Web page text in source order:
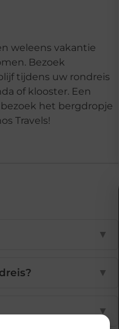
weleens vakantie
Bezoek
tijdens uw rondreis
of klooster. Een
het bergdropje
Travels!
▼
▼
▼